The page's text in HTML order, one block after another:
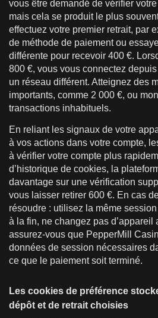
vous être demandé de vérifier
mais cela se produit le plus
effectuez votre premier retrait, par
de méthode de paiement ou
différente pour recevoir 400 €.
800 €, vous vous connectez
un réseau différent. Atteignez des
importants, comme 2 000 €, ou
transactions inhabituels.
En reliant les signaux de votre
à vos actions dans votre compte,
à vérifier votre compte plus
d’historique de cookies, la
davantage sur une vérification
vous laisser retirer 600 €. En cas
résoudre : utilisez la même
à la fin, ne changez pas d’appareil
assurez-vous que PepperMill
données de session nécessaires
ce que le paiement soit terminé.
Les cookies de préférence
dépôt et de retrait choisies